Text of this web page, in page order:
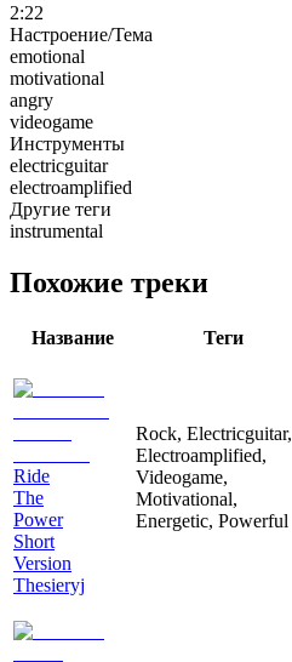
2:22
Настроение/Тема
emotional
motivational
angry
videogame
Инструменты
electricguitar
electroamplified
Другие теги
instrumental
Похожие треки
Название Теги
Ride
The
Power
Short
Version
Thesieryj
Rock, Electricguitar,
Electroamplified,
Videogame,
Motivational,
Energetic, Powerful